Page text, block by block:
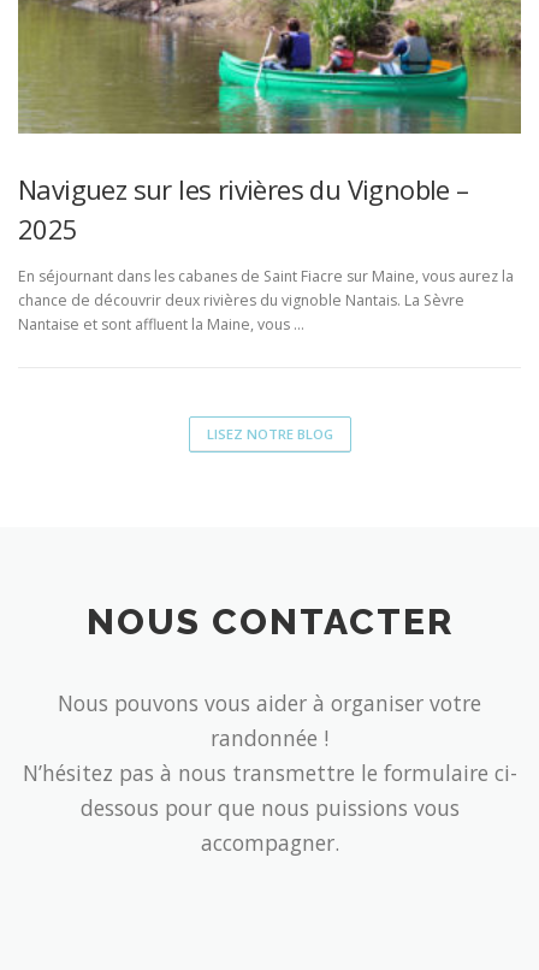
Naviguez sur les rivières du Vignoble –
2025
En séjournant dans les cabanes de Saint Fiacre sur Maine, vous aurez la
chance de découvrir deux rivières du vignoble Nantais. La Sèvre
Nantaise et sont affluent la Maine, vous …
LISEZ NOTRE BLOG
NOUS CONTACTER
Nous pouvons vous aider à organiser votre
randonnée !
N’hésitez pas à nous transmettre le formulaire ci-
dessous pour que nous puissions vous
accompagner.